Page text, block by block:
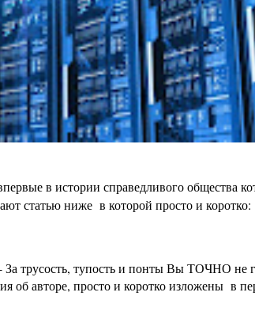
в истории справедливого общества
статью ниже в которой просто и
трусость, тупость и понты Вы ТОЧНО
авторе, просто и коротко изложены в